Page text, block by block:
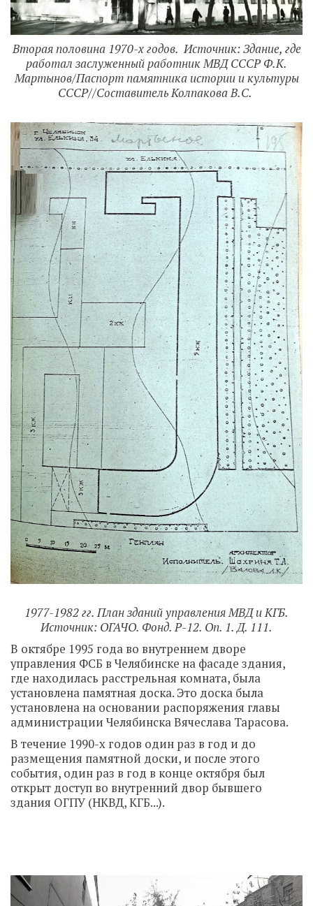
Вторая половина 1970-х годов. Источник: Здание, где
работал заслуженный работник МВД СССР Ф.К.
Мартынов/Паспорт памятника истории и культуры
СССР//Составитель Колпакова В.С.
1977-1982 гг. План зданий управления МВД и КГБ.
Источник: ОГАЧО. Фонд. Р-12. Оп. 1. Д. 111.
В октябре 1995 года во внутреннем дворе
управления ФСБ в Челябинске на фасаде здания,
где находилась расстрельная комната, была
установлена памятная доска. Это доска была
установлена на основании распоряжения главы
администрации Челябинска Вячеслава Тарасова.
В течение 1990-х годов один раз в год и до
размещения памятной доски, и после этого
события, один раз в год в конце октября был
открыт доступ во внутренний двор бывшего
здания ОГПУ (НКВД, КГБ...).